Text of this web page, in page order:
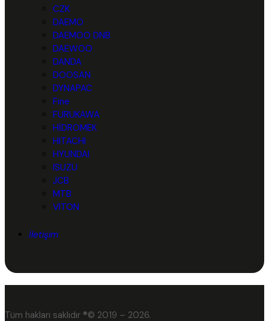
CZK
DAEMO
DAEMOO DNB
DAEWOO
DANDA
DOOSAN
DYNAPAC
Fine
FURUKAWA
HİDROMEK
HITACHI
HYUNDAI
ISUZU
JCB
MTB
VITON
İletişim
Tüm hakları saklıdır ®© 2019 – 2026.